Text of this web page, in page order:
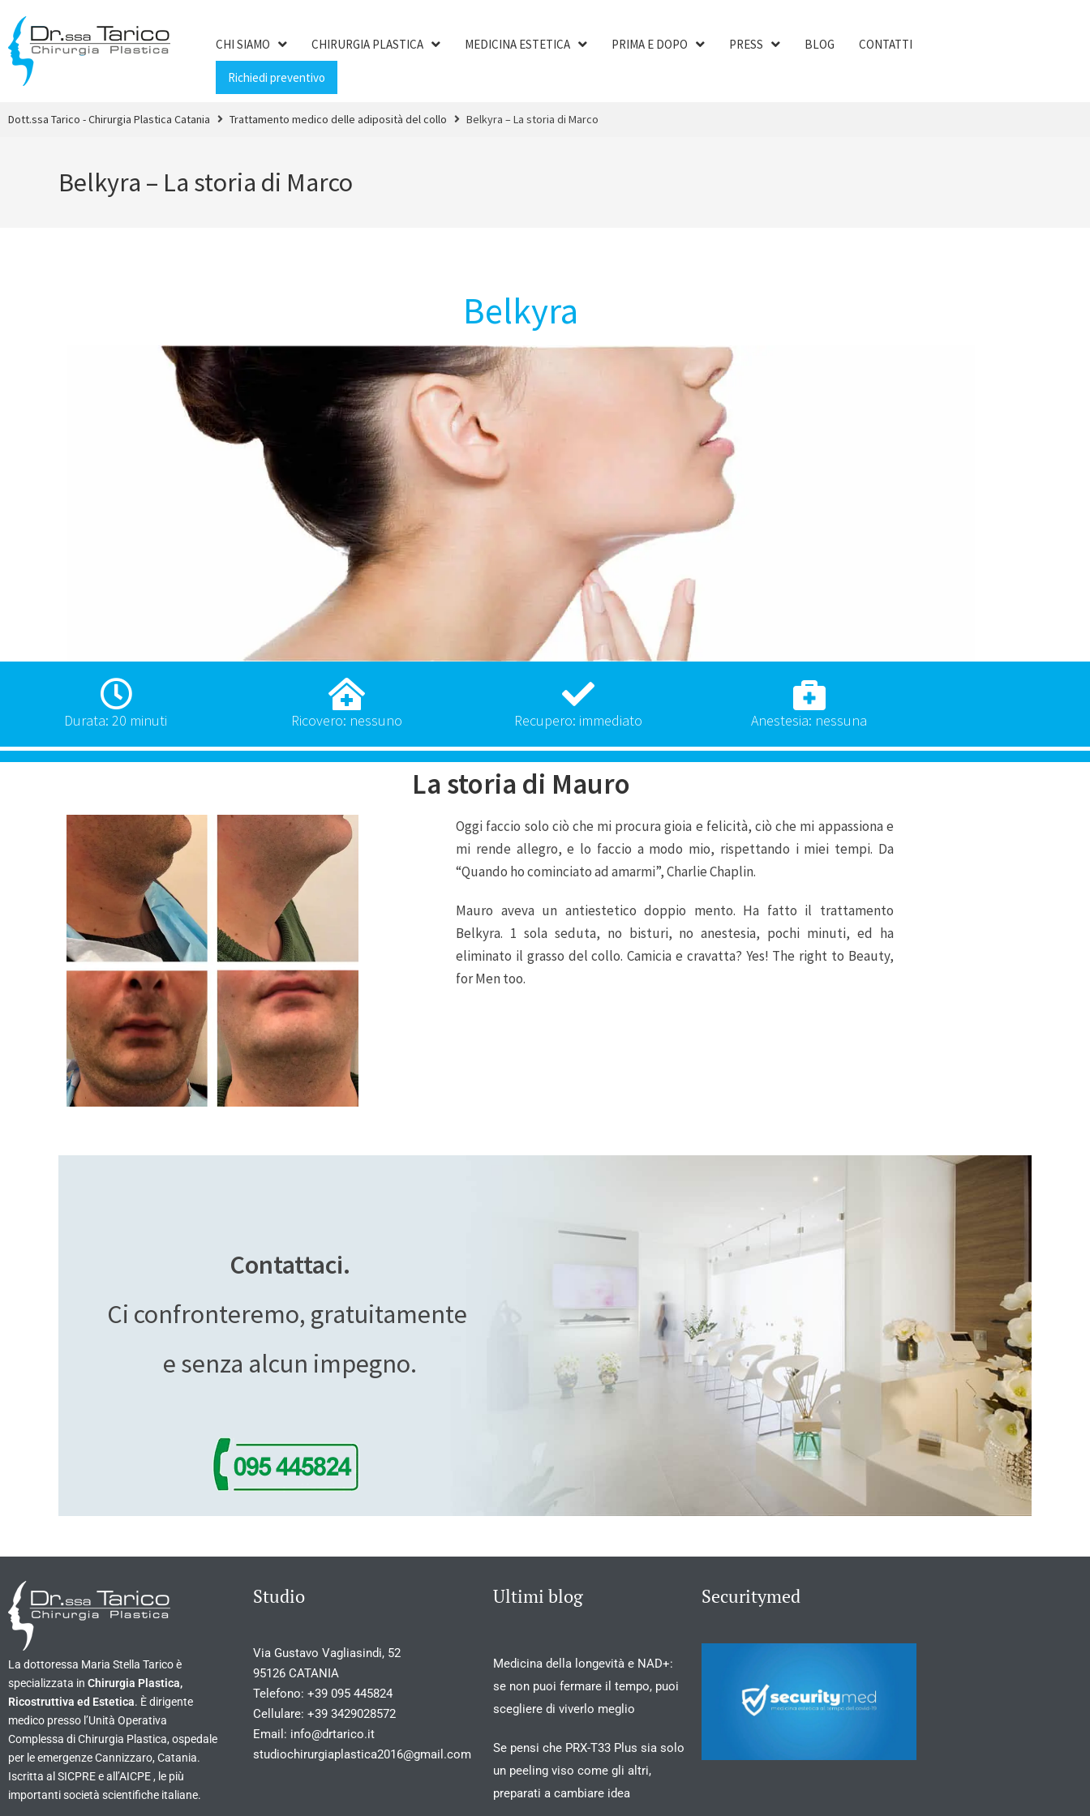
CHI SIAMO CHIRURGIA PLASTICA MEDICINA ESTETICA PRIMA E DOPO PRESS BLOG CONTATTI
Richiedi preventivo
Dott.ssa Tarico - Chirurgia Plastica Catania Trattamento medico delle adiposità del collo Belkyra – La storia di Marco
Belkyra – La storia di Marco
Belkyra
Durata: 20 minuti Ricovero: nessuno Recupero: immediato Anestesia: nessuna
La storia di Mauro
Oggi faccio solo ciò che mi procura gioia e felicità, ciò che mi appassiona e
mi rende allegro, e lo faccio a modo mio, rispettando i miei tempi. Da
“Quando ho cominciato ad amarmi”, Charlie Chaplin.
Mauro aveva un antiestetico doppio mento. Ha fatto il trattamento
Belkyra. 1 sola seduta, no bisturi, no anestesia, pochi minuti, ed ha
eliminato il grasso del collo. Camicia e cravatta? Yes! The right to Beauty,
for Men too.
Contattaci.
Ci confronteremo, gratuitamente
e senza alcun impegno.
La dottoressa Maria Stella Tarico è
specializzata in Chirurgia Plastica,
Ricostruttiva ed Estetica. È dirigente
medico presso l’Unità Operativa
Complessa di Chirurgia Plastica, ospedale
per le emergenze Cannizzaro, Catania.
Iscritta al SICPRE e all’AICPE , le più
importanti società scientifiche italiane.
Studio
Via Gustavo Vagliasindi, 52
95126 CATANIA
Telefono:+39 095 445824
Cellulare:+39 3429028572
Email: info@drtarico.it
studiochirurgiaplastica2016@gmail.com
Ultimi blog
Medicina della longevità e NAD+:
se non puoi fermare il tempo, puoi
scegliere di viverlo meglio
Se pensi che PRX-T33 Plus sia solo
un peeling viso come gli altri,
preparati a cambiare idea
Securitymed